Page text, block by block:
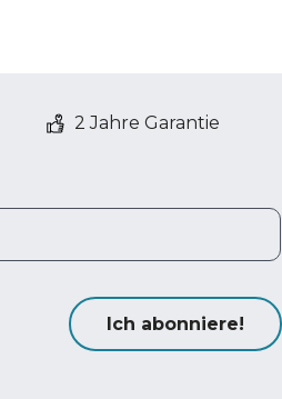
2 Jahre Garantie
Ich abonniere!